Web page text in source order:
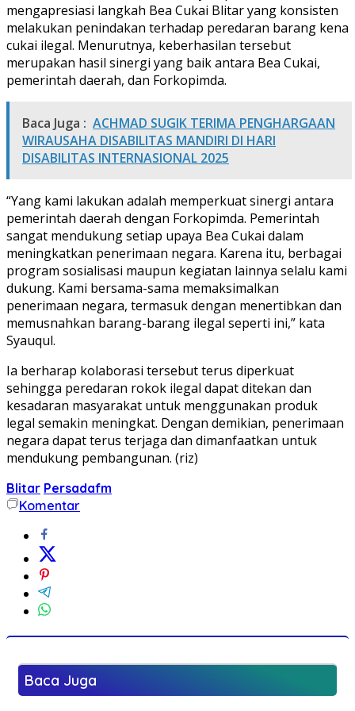
mengapresiasi langkah Bea Cukai Blitar yang konsisten
melakukan penindakan terhadap peredaran barang kena
cukai ilegal. Menurutnya, keberhasilan tersebut
merupakan hasil sinergi yang baik antara Bea Cukai,
pemerintah daerah, dan Forkopimda.
Baca Juga : ACHMAD SUGIK TERIMA PENGHARGAAN
WIRAUSAHA DISABILITAS MANDIRI DI HARI
DISABILITAS INTERNASIONAL 2025
“Yang kami lakukan adalah memperkuat sinergi antara
pemerintah daerah dengan Forkopimda. Pemerintah
sangat mendukung setiap upaya Bea Cukai dalam
meningkatkan penerimaan negara. Karena itu, berbagai
program sosialisasi maupun kegiatan lainnya selalu kami
dukung. Kami bersama-sama memaksimalkan
penerimaan negara, termasuk dengan menertibkan dan
memusnahkan barang-barang ilegal seperti ini,” kata
Syauqul.
Ia berharap kolaborasi tersebut terus diperkuat
sehingga peredaran rokok ilegal dapat ditekan dan
kesadaran masyarakat untuk menggunakan produk
legal semakin meningkat. Dengan demikian, penerimaan
negara dapat terus terjaga dan dimanfaatkan untuk
mendukung pembangunan. (riz)
Blitar Persadafm
Komentar
Baca Juga